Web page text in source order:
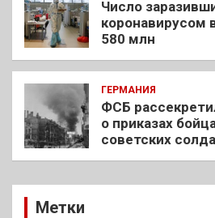
Число
коронавирусом
580 млн
ГЕРМАНИЯ
ФСБ
о приказах
советских
Метки